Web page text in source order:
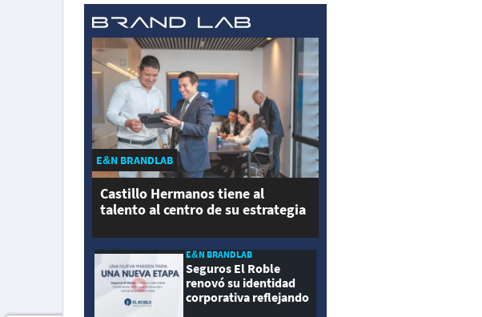
E&N BRANDLAB
Castillo Hermanos tiene al
talento al centro de su estrategia
E&N BRANDLAB
Seguros El Roble
renovó su identidad
corporativa reflejando